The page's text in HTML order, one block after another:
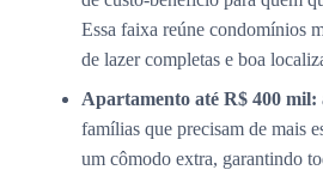
Essa faixa reúne condomínios
de lazer completas e boa
Apartamento até R$ 400 mil:
famílias que precisam de mais
um cômodo extra, garantindo